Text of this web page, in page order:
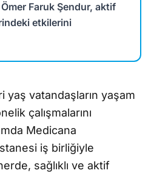
Faruk Şendur, aktif
etkilerini
yaş vatandaşların yaşam
çalışmalarını
Medicana
iş birliğiyle
sağlıklı ve aktif